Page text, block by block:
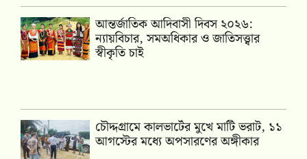
আন্তর্জাতিক আদিবাসী দিবস ২০২৬:
ন্যায়বিচার, সমঅধিকার ও জাতিসত্ত্বার
স্বীকৃতি চাই
চৌদ্দগ্রামে কালভার্টের মুখে মাটি ভরাট, ১১
আগস্টের মধ্যে অপসারণের অঙ্গীকার